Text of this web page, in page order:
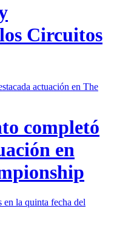
Circuitos
completó
en